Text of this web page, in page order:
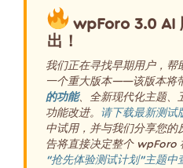
wpForo 3.0 AI
出！
我们正在寻找早期用户，
一个重大版本——该版本将
的功能、全新现代化主题、
功能改进。 请下载最新测试
中试用，并与我们分享您的
告将直接决定整个 wpForo
“抢先体验测试计划”主题中